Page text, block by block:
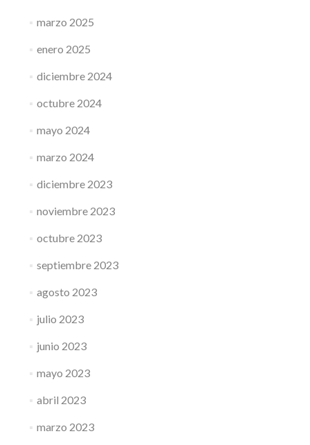
marzo 2025
enero 2025
diciembre 2024
octubre 2024
mayo 2024
marzo 2024
diciembre 2023
noviembre 2023
octubre 2023
septiembre 2023
agosto 2023
julio 2023
junio 2023
mayo 2023
abril 2023
marzo 2023